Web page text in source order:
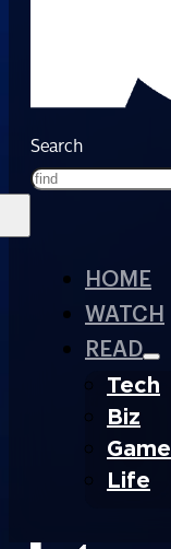
Search
HOME
WATCH
READ
Tech
Biz
Game
Life